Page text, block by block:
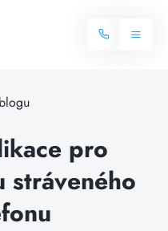
Toggle
internetu
o internetu
Televize
pro
stráveného